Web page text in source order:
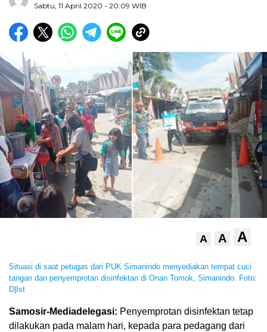
Sabtu, 11 April 2020 - 20:09 WIB
A A A
Situasi di saat petugas dari PUK Simanindo menyediakan tempat cuci
tangan dan penyemprotan disinfektan di Onan Tomok, Simanindo. Foto:
D|Ist
Samosir-Mediadelegasi: Penyemprotan disinfektan tetap
dilakukan pada malam hari, kepada para pedagang dari